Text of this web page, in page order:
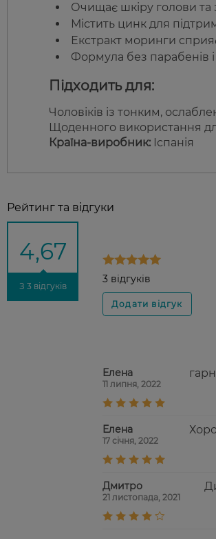
Очищає шкіру голови та
Містить цинк для
Екстракт моринги
Формула без парабенів
Підходить для:
Чоловіків із тонким,
Щоденного використання
Країна-виробник: Іспанія
Рейтинг та відгуки
4,67
З 3 відгуків
3 відгуків
Елена
11 липня, 2022
Елена
17 січня, 2022
Дмитро
21 листопада, 2021